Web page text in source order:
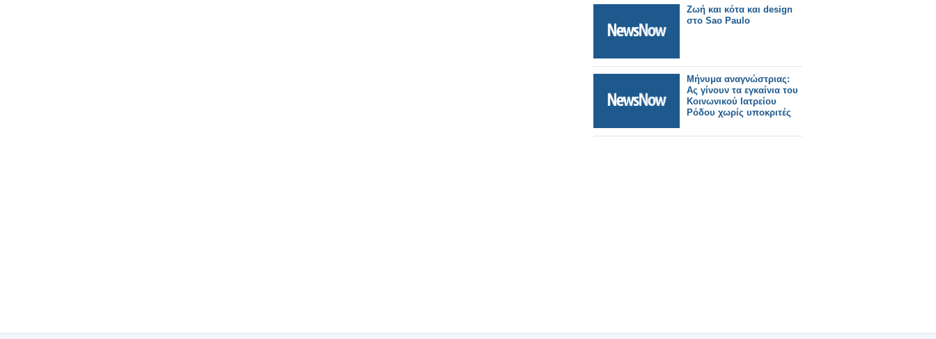
Ζωή και κότα και design
στο Sao Paulo
Μήνυμα αναγνώστριας:
Ας γίνουν τα εγκαίνια του
Κοινωνικού Ιατρείου
Ρόδου χωρίς υποκριτές